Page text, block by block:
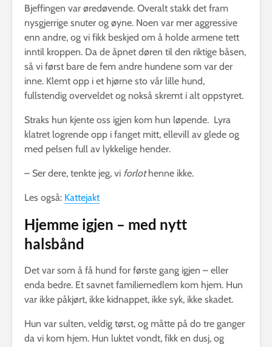
Bjeffingen var øredøvende. Overalt stakk det fram
nysgjerrige snuter og øyne. Noen var mer aggressive
enn andre, og vi fikk beskjed om å holde armene tett
inntil kroppen. Da de åpnet døren til den riktige båsen,
så vi først bare de fem andre hundene som var der
inne. Klemt opp i et hjørne sto vår lille hund,
fullstendig overveldet og nokså skremt i alt oppstyret.
Straks hun kjente oss igjen kom hun løpende. Lyra
klatret logrende opp i fanget mitt, ellevill av glede og
med pelsen full av lykkelige hender.
– Ser dere, tenkte jeg, vi forlothenne ikke.
Les også: Kattejakt
Hjemme igjen – med nytt
halsbånd
Det var som å få hund for første gang igjen – eller
enda bedre. Et savnet familiemedlem kom hjem. Hun
var ikke påkjørt, ikke kidnappet, ikke syk, ikke skadet.
Hun var sulten, veldig tørst, og måtte på do tre ganger
da vi kom hjem. Hun luktet vondt, fikk en dusj, og